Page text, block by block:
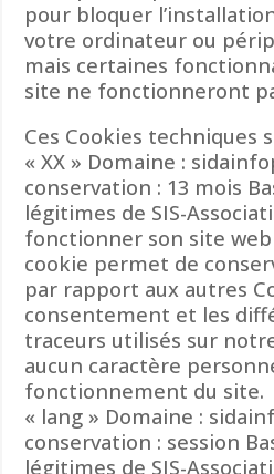
pour bloquer
votre ordinateur ou
mais certaines
site ne fonctionneront
Ces Cookies techniques
« XX » Domaine :
conservation : 13 mois
légitimes de SIS-
fonctionner son site web
cookie permet de
par rapport aux autres
consentement et les
traceurs utilisés sur
aucun caractère
fonctionnement du site.
« lang » Domaine :
conservation : session
légitimes de SIS-